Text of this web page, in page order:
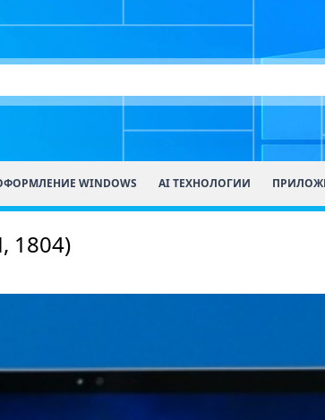
WINDOWS AI ТЕХНОЛОГИИ
1804)